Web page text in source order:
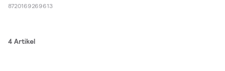
8720169269613
4 Artikel